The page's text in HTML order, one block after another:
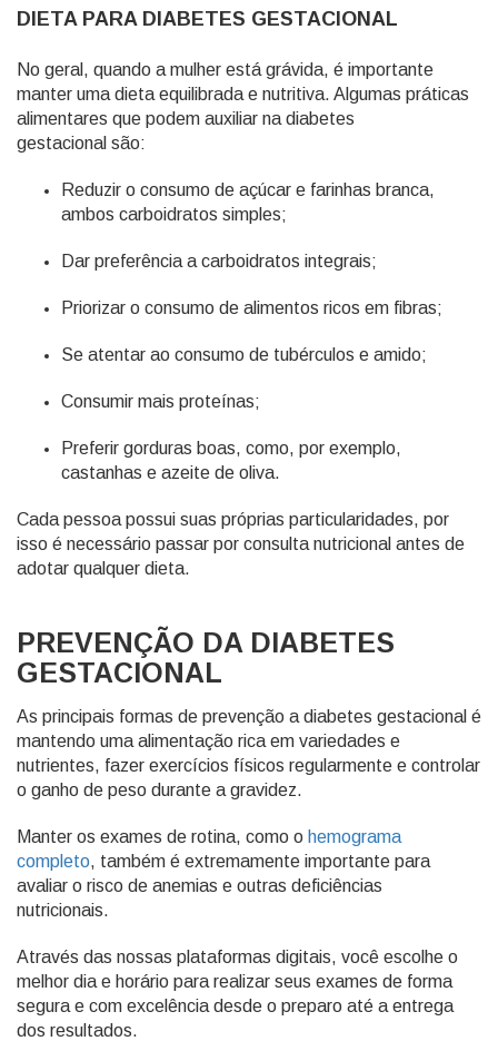
DIETA PARA DIABETES GESTACIONAL
No geral, quando a mulher está grávida, é importante
manter uma dieta equilibrada e nutritiva. Algumas práticas
alimentares que podem auxiliar na diabetes
gestacional são:
Reduzir o consumo de açúcar e farinhas branca,
ambos carboidratos simples;
Dar preferência a carboidratos integrais;
Priorizar o consumo de alimentos ricos em fibras;
Se atentar ao consumo de tubérculos e amido;
Consumir mais proteínas;
Preferir gorduras boas, como, por exemplo,
castanhas e azeite de oliva.
Cada pessoa possui suas próprias particularidades, por
isso é necessário passar por consulta nutricional antes de
adotar qualquer dieta.
PREVENÇÃO DA DIABETES
GESTACIONAL
As principais formas de prevenção a diabetes gestacional é
mantendo uma alimentação rica em variedades e
nutrientes, fazer exercícios físicos regularmente e controlar
o ganho de peso durante a gravidez.
Manter os exames de rotina, como o hemograma
completo, também é extremamente importante para
avaliar o risco de anemias e outras deficiências
nutricionais.
Através das nossas plataformas digitais, você escolhe o
melhor dia e horário para realizar seus exames de forma
segura e com excelência desde o preparo até a entrega
dos resultados.